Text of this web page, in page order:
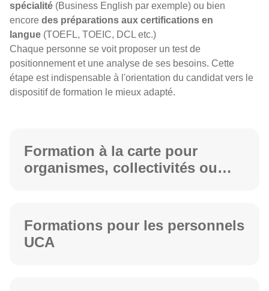
spécialité (Business English par exemple) ou bien
encore des préparations aux certifications en
langue (TOEFL, TOEIC, DCL etc.)
Chaque personne se voit proposer un test de
positionnement et une analyse de ses besoins. Cette
étape est indispensable à l'orientation du candidat vers le
dispositif de formation le mieux adapté.
Formation à la carte pour
organismes, collectivités ou
Formations pour les personnels
UCA